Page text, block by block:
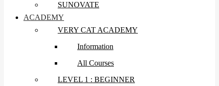
SUNOVATE
ACADEMY
VERY CAT ACADEMY
Information
All Courses
LEVEL 1 : BEGINNER